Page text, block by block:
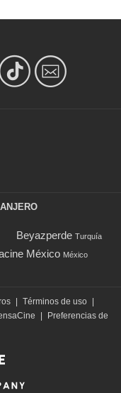
Beyazperde Turquía
México México
| Términos de uso |
|
Preferencias de